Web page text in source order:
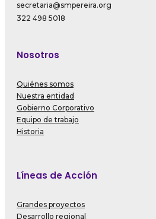
secretaria@smpereira.org
322 498 5018
Nosotros
Quiénes somos
Nuestra entidad
Gobierno Corporativo
Equipo de trabajo
Historia
Líneas de Acción
Grandes proyectos
Desarrollo regional